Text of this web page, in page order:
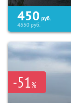
450 руб.
4550руб.
-51%